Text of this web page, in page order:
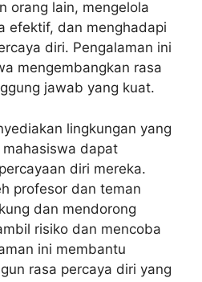
orang lain, mengelola
efektif, dan menghadapi
diri. Pengalaman ini
mengembangkan rasa
jawab yang kuat.
lingkungan yang
dapat
diri mereka.
profesor dan teman
dan mendorong
risiko dan mencoba
ini membantu
rasa percaya diri yang